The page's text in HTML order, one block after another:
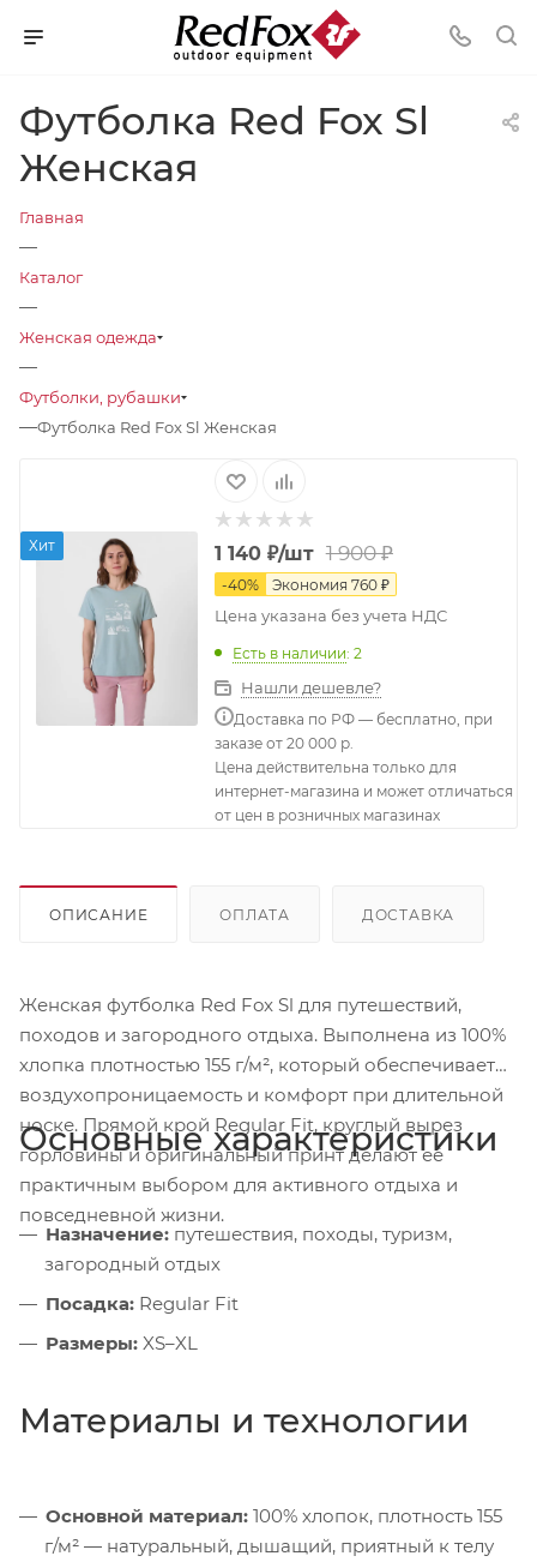
Футболка Red Fox Sl
Женская
Главная
—
Каталог
—
Женская одежда
—
Футболки, рубашки
—Футболка Red Fox Sl Женская
Хит 1 140₽/шт 1 900₽
-40% Экономия 760₽
Цена указана без учета НДС
Есть в наличии: 2
Нашли дешевле?
Доставка по РФ — бесплатно, при
заказе от 20 000 р.
Цена действительна только для
интернет-магазина и может отличаться
от цен в розничных магазинах
ОПИСАНИЕ ОПЛАТА ДОСТАВКА
Женская футболка Red Fox Sl для путешествий,
походов и загородного отдыха. Выполнена из 100%
хлопка плотностью 155 г/м², который обеспечивает
воздухопроницаемость и комфорт при длительной
носке. Прямой крой Regular Fit, круглый вырез
горловины и оригинальный принт делают её
практичным выбором для активного отдыха и
повседневной жизни.
Основные характеристики
Назначение: путешествия, походы, туризм,
загородный отдых
Посадка: Regular Fit
Размеры: XS–XL
Материалы и технологии
Основной материал: 100% хлопок, плотность 155
г/м² — натуральный, дышащий, приятный к телу